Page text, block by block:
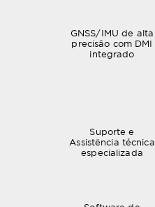
GNSS/IMU de alta
precisão com DMI
integrado
Suporte e
Assistência técnica
especializada